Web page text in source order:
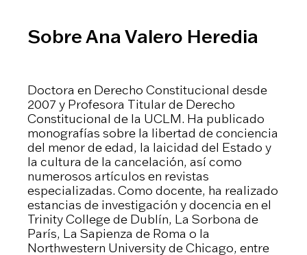
Sobre Ana Valero Heredia
Doctora en Derecho Constitucional desde
2007 y Profesora Titular de Derecho
Constitucional de la UCLM. Ha publicado
monografías sobre la libertad de conciencia
del menor de edad, la laicidad del Estado y
la cultura de la cancelación, así como
numerosos artículos en revistas
especializadas. Como docente, ha realizado
estancias de investigación y docencia en el
Trinity College de Dublín, La Sorbona de
París, La Sapienza de Roma o la
Northwestern University de Chicago, entre